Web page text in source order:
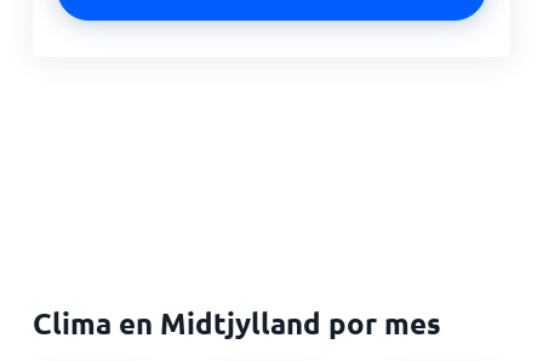
Clima en Midtjylland por mes